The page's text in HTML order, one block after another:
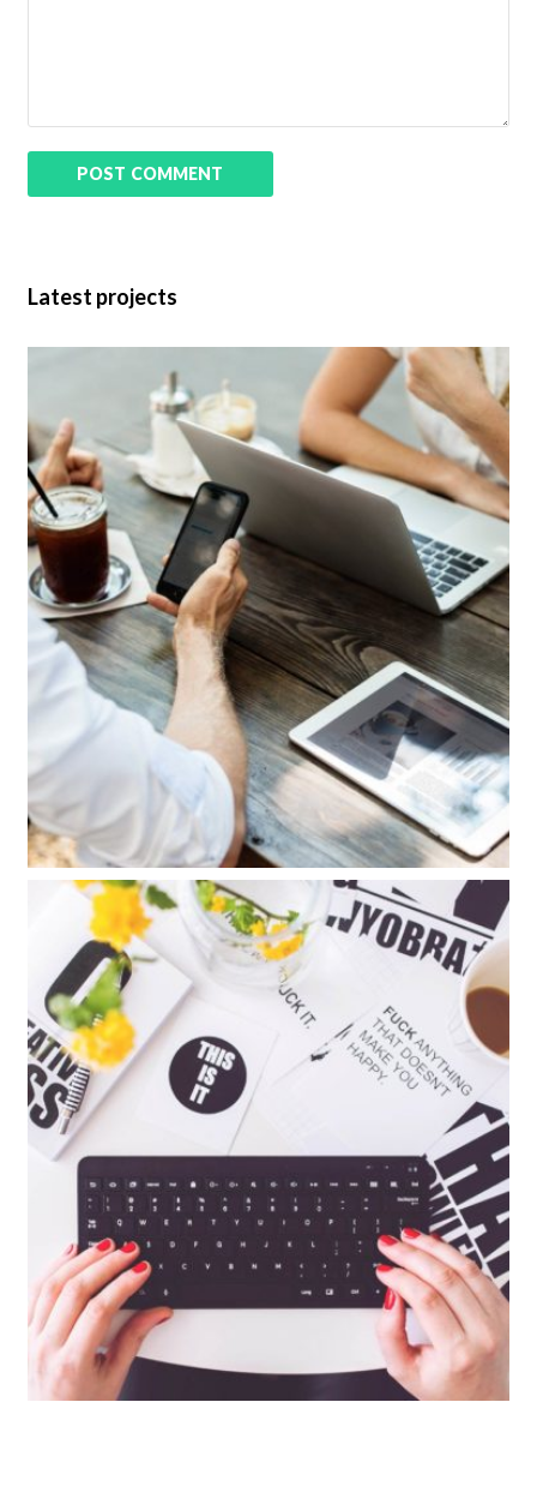
Latest projects